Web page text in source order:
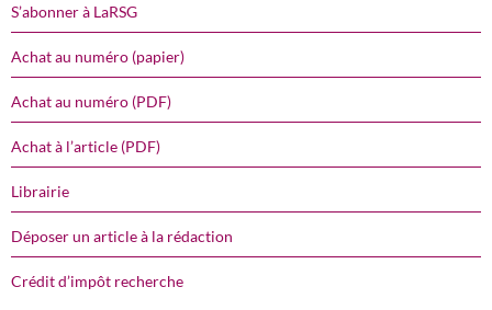
S’abonner à LaRSG
Achat au numéro (papier)
Achat au numéro (PDF)
Achat à l’article (PDF)
Librairie
Déposer un article à la rédaction
Crédit d’impôt recherche